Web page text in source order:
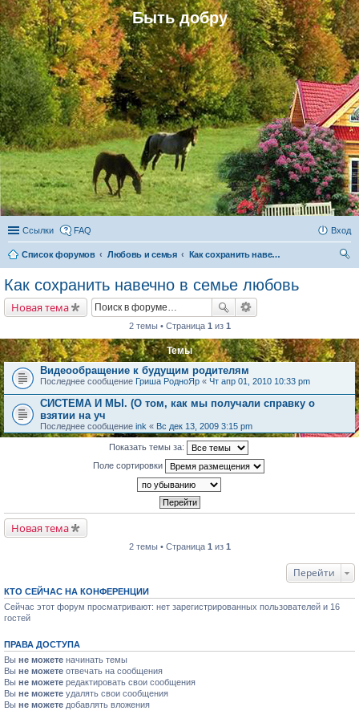
Быть добру
Ссылки FAQ Вход
Список форумов Любовь и семья
Как сохранить навечно в семье любовь
Как сохранить навечно в семье любовь
Новая тема
2 темы • Страница 1 из 1
Темы
Видеообращение к будущим родителям
Последнее сообщение Гриша РодноЯр « Чт апр 01, 2010 10:33 pm
СИСТЕМА И МЫ. (О том, как мы получали справку о
взятии на уч
Последнее сообщение ink « Вс дек 13, 2009 3:15 pm
Показать темы за:
Поле сортировки
Новая тема
2 темы • Страница 1 из 1
Перейти
КТО СЕЙЧАС НА КОНФЕРЕНЦИИ
Сейчас этот форум просматривают: нет зарегистрированных пользователей и 16
гостей
ПРАВА ДОСТУПА
Вы не можете начинать темы
Вы не можете отвечать на сообщения
Вы не можете редактировать свои сообщения
Вы не можете удалять свои сообщения
Вы не можете добавлять вложения